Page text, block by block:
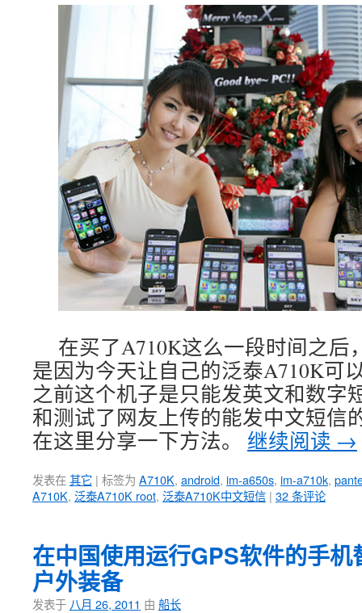
在买了A710K这么一段时间之后
是因为今天让自己的泛泰A710K可
之前这个机子是只能发英文和数字
和测试了网友上传的能发中文短信
在这里分享一下方法。 继续阅读 →
发表在其它 | 标签为 A710K, android, im-a650s, im-a710k,
A710K, 泛泰A710K root, 泛泰A710K中文短信 | 32 条评论
在中国使用运行GPS软件的手
户外装备
发表于 八月 26, 2011 由 船长